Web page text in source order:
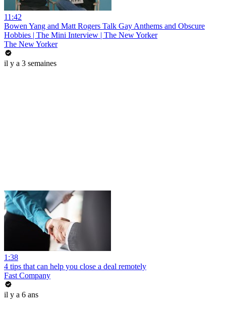
11:42
Bowen Yang and Matt Rogers Talk Gay Anthems and Obscure
Hobbies | The Mini Interview | The New Yorker
The New Yorker
il y a 3 semaines
1:38
4 tips that can help you close a deal remotely
Fast Company
il y a 6 ans